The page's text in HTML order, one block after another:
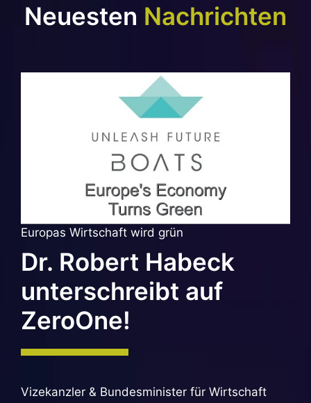
Neuesten Nachrichten
Europas Wirtschaft wird grün
Dr. Robert Habeck
unterschreibt auf
ZeroOne!
Vizekanzler & Bundesminister für Wirtschaft